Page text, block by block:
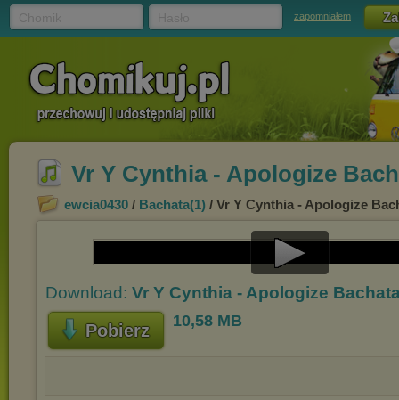
zapomniałem
Vr Y Cynthia - Apologize
ewcia0430 / Bachata(1) / Vr Y Cynthia - Apologize
Play
Download: Vr Y Cynthia - Apologize
Pobierz 10,58 MB